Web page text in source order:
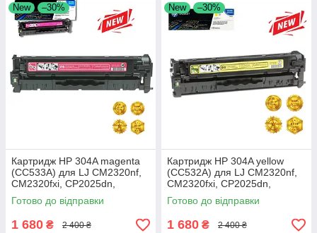
New –30%
Картридж HP 304A magenta
(CC533A) для LJ CM2320nf,
CM2320fxi, CP2025dn,
CP2025n аналог
Готово до відправки
1 680 ₴ 2 400 ₴
New –30%
Картридж HP 304A yellow
(CC532A) для LJ CM2320nf,
CM2320fxi, CP2025dn,
CP2025n аналог
Готово до відправки
1 680 ₴ 2 400 ₴